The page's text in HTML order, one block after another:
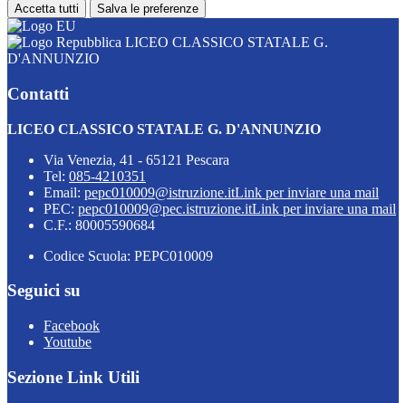
Accetta tutti Salva le preferenze
LICEO CLASSICO STATALE G.
D'ANNUNZIO
Contatti
LICEO CLASSICO STATALE G. D'ANNUNZIO
Via Venezia, 41 - 65121 Pescara
Tel: 085-4210351
Email: pepc010009@istruzione.itLink per inviare una mail
PEC: pepc010009@pec.istruzione.itLink per inviare una mail
C.F.: 80005590684
Codice Scuola: PEPC010009
Seguici su
Facebook
Youtube
Sezione Link Utili